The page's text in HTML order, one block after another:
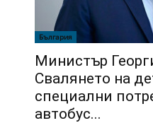
България
Министър
Свалянето на
специални
автобус...